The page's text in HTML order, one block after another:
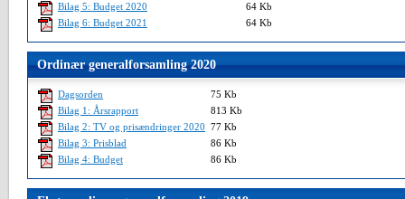
Bilag 5: Budget 2020
64 Kb
Bilag 6: Budget 2021
64 Kb
Ordinær generalforsamling 2020
Dagsorden
75 Kb
Bilag 1: Årsrapport
813 Kb
Bilag 2: TV og prisændringer 2020 77 Kb
Bilag 3: Prisblad
86 Kb
Bilag 4: Budget
86 Kb